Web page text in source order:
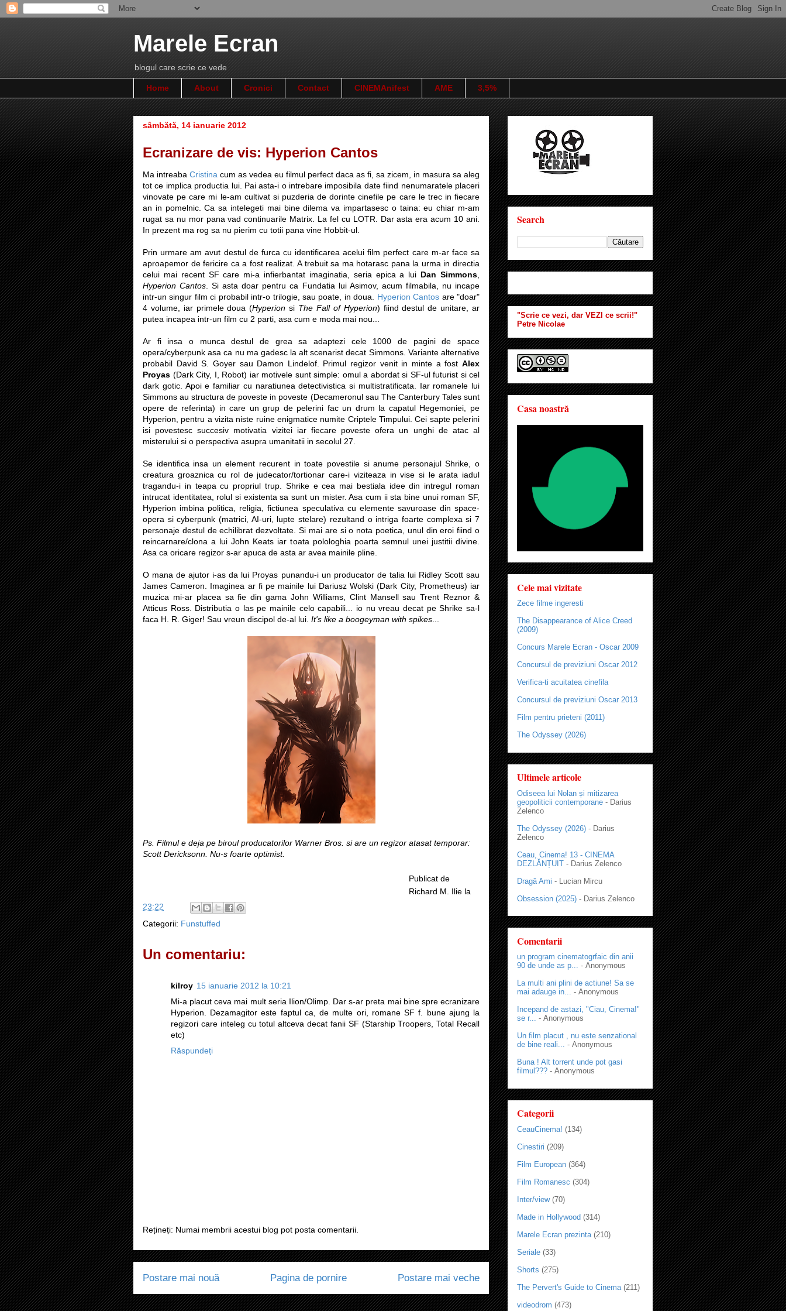
Marele Ecran
blogul care scrie ce vede
Home About Cronici Contact CINEMAnifest AME 3,5%
sâmbătă, 14 ianuarie 2012
Ecranizare de vis: Hyperion Cantos
Ma intreaba Cristina cum as vedea eu filmul perfect daca as fi, sa zicem, in masura sa aleg
tot ce implica productia lui. Pai asta-i o intrebare imposibila date fiind nenumaratele placeri
vinovate pe care mi le-am cultivat si puzderia de dorinte cinefile pe care le trec in fiecare
an in pomelnic. Ca sa intelegeti mai bine dilema va impartasesc o taina: eu chiar m-am
rugat sa nu mor pana vad continuarile Matrix. La fel cu LOTR. Dar asta era acum 10 ani.
In prezent ma rog sa nu pierim cu totii pana vine Hobbit-ul.
Prin urmare am avut destul de furca cu identificarea acelui film perfect care m-ar face sa
aproapemor de fericire ca a fost realizat. A trebuit sa ma hotarasc pana la urma in directia
celui mai recent SF care mi-a infierbantat imaginatia, seria epica a lui Dan Simmons
Hyperion Cantos . Si asta doar pentru ca Fundatia lui Asimov, acum filmabila, nu incape
intr-un singur film ci probabil intr-o trilogie, sau poate, in doua. Hyperion Cantos are "doar"
4 volume, iar primele doua (Hyperion si The Fall of Hyperion) fiind destul de unitare, ar
putea incapea intr-un film cu 2 parti, asa cum e moda mai nou...
Ar fi insa o munca destul de grea sa adaptezi cele 1000 de pagini de space
opera/cyberpunk asa ca nu ma gadesc la alt scenarist decat Simmons. Variante alternative
probabil David S. Goyer sau Damon Lindelof. Primul regizor venit in minte a fost Alex
Proyas (Dark City, I, Robot) iar motivele sunt simple: omul a abordat si SF-ul futurist si cel
dark gotic. Apoi e familiar cu naratiunea detectivistica si multistratificata. Iar romanele lui
Simmons au structura de poveste in poveste (Decameronul sau The Canterbury Tales sunt
opere de referinta) in care un grup de pelerini fac un drum la capatul Hegemoniei, pe
Hyperion, pentru a vizita niste ruine enigmatice numite Criptele Timpului. Cei sapte pelerini
isi povestesc succesiv motivatia vizitei iar fiecare poveste ofera un unghi de atac al
misterului si o perspectiva asupra umanitatii in secolul 27.
Se identifica insa un element recurent in toate povestile si anume personajul Shrike, o
creatura groaznica cu rol de judecator/tortionar care-i viziteaza in vise si le arata iadul
tragandu-i in teapa cu propriul trup. Shrike e cea mai bestiala idee din intregul roman
intrucat identitatea, rolul si existenta sa sunt un mister. Asa cum ii sta bine unui roman SF,
Hyperion imbina politica, religia, fictiunea speculativa cu elemente savuroase din space-
opera si cyberpunk (matrici, AI-uri, lupte stelare) rezultand o intriga foarte complexa si 7
personaje destul de echilibrat dezvoltate. Si mai are si o nota poetica, unul din eroi fiind o
reincarnare/clona a lui John Keats iar toata polologhia poarta semnul unei justitii divine.
Asa ca oricare regizor s-ar apuca de asta ar avea mainile pline.
O mana de ajutor i-as da lui Proyas punandu-i un producator de talia lui Ridley Scott sau
James Cameron. Imaginea ar fi pe mainile lui Dariusz Wolski (Dark City, Prometheus) iar
muzica mi-ar placea sa fie din gama John Williams, Clint Mansell sau Trent Reznor &
Atticus Ross. Distributia o las pe mainile celo capabili... io nu vreau decat pe Shrike sa-l
faca H. R. Giger! Sau vreun discipol de-al lui. It's like a boogeyman with spikes
Ps. Filmul e deja pe biroul producatorilor Warner Bros. si are un regizor atasat temporar:
Scott Dericksonn. Nu-s foarte optimist.
Publicat de
Richard M. Ilie la
23:22
Categorii: Funstuffed
Un comentariu:
kilroy 15 ianuarie 2012 la 10:21
Mi-a placut ceva mai mult seria Ilion/Olimp. Dar s-ar preta mai bine spre ecranizare
Hyperion. Dezamagitor este faptul ca, de multe ori, romane SF f. bune ajung la
regizori care inteleg cu totul altceva decat fanii SF (Starship Troopers, Total Recall
etc)
Răspundeți
Rețineți: Numai membrii acestui blog pot posta comentarii.
Postare mai nouă Postare mai veche
Pagina de pornire
Search
"Scrie ce vezi, dar VEZI ce scrii!"
Petre Nicolae
Casa noastră
Cele mai vizitate
Zece filme ingeresti
The Disappearance of Alice Creed
(2009)
Concurs Marele Ecran - Oscar 2009
Concursul de previziuni Oscar 2012
Verifica-ti acuitatea cinefila
Concursul de previziuni Oscar 2013
Film pentru prieteni (2011)
The Odyssey (2026)
Ultimele articole
Odiseea lui Nolan și mitizarea
geopoliticii contemporane - Darius
Zelenco
The Odyssey (2026) - Darius
Zelenco
Ceau, Cinema! 13 - CINEMA
DEZLĂNȚUIT - Darius Zelenco
Dragă Ami - Lucian Mircu
Obsession (2025) - Darius Zelenco
Comentarii
un program cinematogrfaic din anii
90 de unde as p... - Anonymous
La multi ani plini de actiune! Sa se
mai adauge in... - Anonymous
Incepand de astazi, "Ciau, Cinema!"
se r... - Anonymous
Un film placut , nu este senzational
de bine reali... - Anonymous
Buna ! Alt torrent unde pot gasi
filmul??? - Anonymous
Categorii
CeauCinema! (134)
Cinestiri (209)
Film European (364)
Film Romanesc (304)
Inter/view (70)
Made in Hollywood (314)
Marele Ecran prezinta (210)
Seriale (33)
Shorts (275)
The Pervert's Guide to Cinema (211)
videodrom (473)